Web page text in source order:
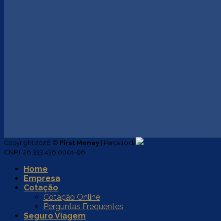
Copyright 2026 © First Money | Parceiro da
CNPJ: 26.333.436.0001-96
Home
Empresa
Cotação
Cotação Online
Perguntas Frequentes
Seguro Viagem